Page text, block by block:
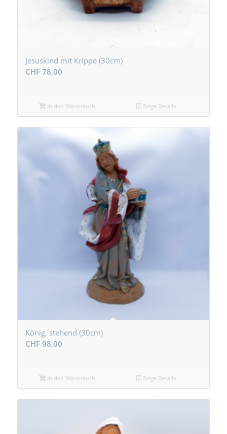
Jesuskind mit Krippe (30cm)
CHF78,00
In den Warenkorb Zeige Details
König, stehend (30cm)
CHF98,00
In den Warenkorb Zeige Details